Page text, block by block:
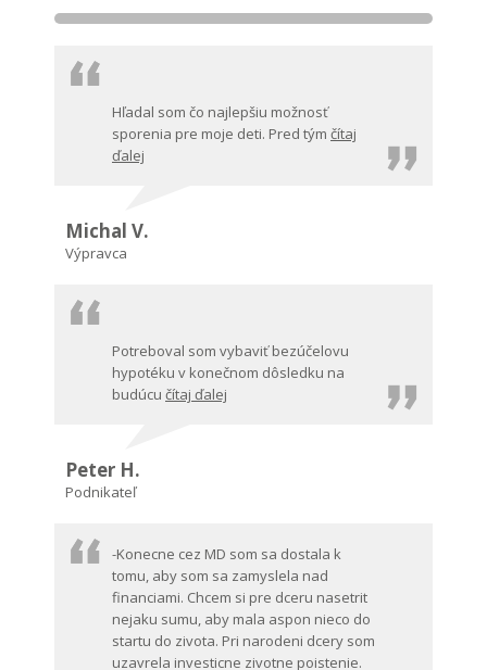
Hľadal som čo najlepšiu možnosť
sporenia pre moje deti. Pred tým čítaj
ďalej
Michal V.
Výpravca
Potreboval som vybaviť bezúčelovu
hypotéku v konečnom dôsledku na
budúcu čítaj ďalej
Peter H.
Podnikateľ
-Konecne cez MD som sa dostala k
tomu, aby som sa zamyslela nad
financiami. Chcem si pre dceru nasetrit
nejaku sumu, aby mala aspon nieco do
startu do zivota. Pri narodeni dcery som
uzavrela investicne zivotne poistenie.